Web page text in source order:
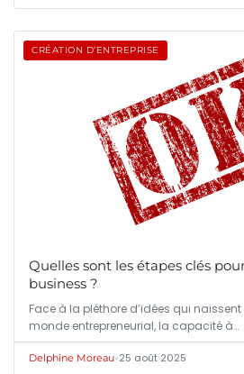
CRÉATION D’ENTREPRISE
Quelles sont les étapes clés
business ?
Face à la pléthore d’idées qui
monde entrepreneurial, la capacité à…
Delphine Moreau•25 août 2025